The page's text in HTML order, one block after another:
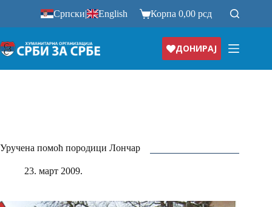
Српски| English Корпа0,00рсд
ДОНИРАЈ
Уручена помоћ породици Лончар
23. март 2009.